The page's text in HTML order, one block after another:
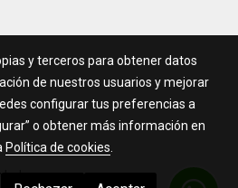
y terceros para obtener datos
de nuestros usuarios y mejorar
configurar tus preferencias a
o obtener más información en
Política de cookies